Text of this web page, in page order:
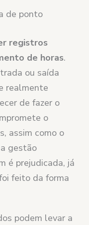
de ponto
registros
de horas.
ou saída
realmente
de fazer o
o
assim como o
gestão
é prejudicada, já
feito da forma
podem levar a